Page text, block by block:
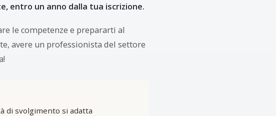
entro un anno dalla tua iscrizione.
le competenze e prepararti al
avere un professionista del settore
di svolgimento si adatta